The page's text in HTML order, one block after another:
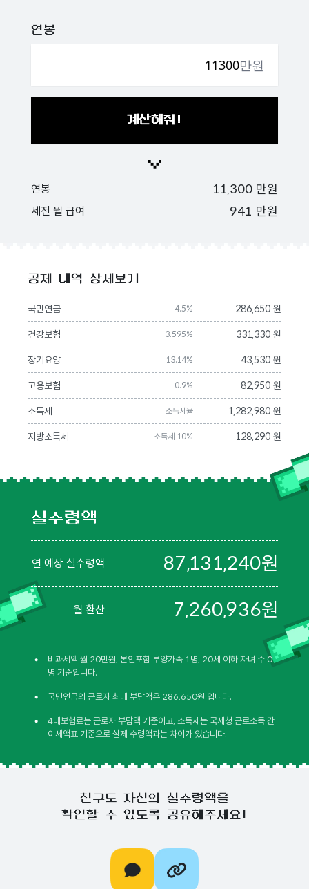
연봉
만원
계산해줘!
연봉 11,300 만원
세전 월 급여 941 만원
공제 내역 상세보기
국민연금 4.5% 286,650 원
건강보험 3.595% 331,330 원
장기요양 13.14% 43,530 원
고용보험 0.9% 82,950 원
소득세 소득세율 1,282,980 원
지방소득세 소득세 10% 128,290 원
실수령액
연 예상 실수령액 87,131,240원
월 환산 7,260,936원
•
비과세액 월 20만원, 본인포함 부양가족 1명, 20세 이하 자녀 수 0
명 기준입니다.
• 국민연금의 근로자 최대 부담액은 286,650원 입니다.
•
4대보험료는 근로자 부담액 기준이고, 소득세는 국세청 근로소득 간
이세액표 기준으로 실제 수령액과는 차이가 있습니다.
친구도 자신의 실수령액을
확인할 수 있도록 공유해주세요!